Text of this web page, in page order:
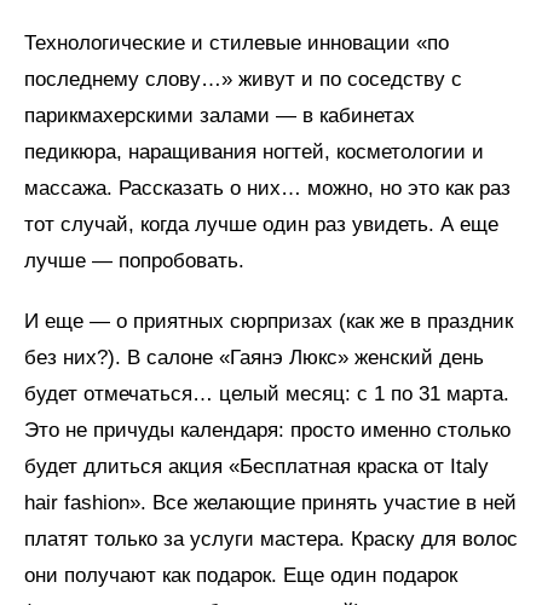
Технологические и стилевые инновации «по
последнему слову…» живут и по соседству с
парикмахерскими залами — в кабинетах
педикюра, наращивания ногтей, косметологии и
массажа. Рассказать о них… можно, но это как раз
тот случай, когда лучше один раз увидеть. А еще
лучше — попробовать.
И еще — о приятных сюрпризах (как же в праздник
без них?). В салоне «Гаянэ Люкс» женский день
будет отмечаться… целый месяц: с 1 по 31 марта.
Это не причуды календаря: просто именно столько
будет длиться акция «Бесплатная краска от Italy
hair fashion». Все желающие принять участие в ней
платят только за услуги мастера. Краску для волос
они получают как подарок. Еще один подарок